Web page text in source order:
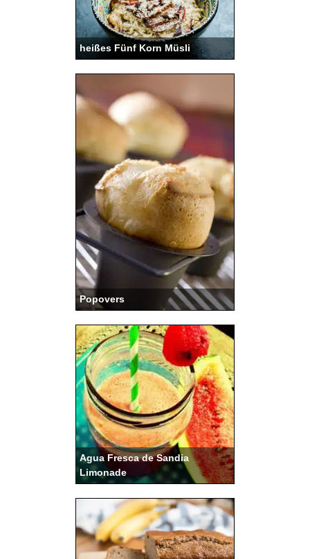
heißes Fünf Korn Müsli
Popovers
Agua Fresca de Sandia
Limonade